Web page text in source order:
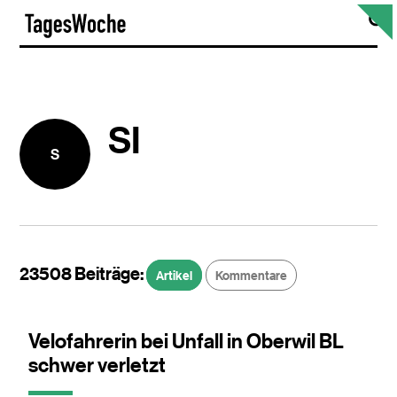
Skip
content
S SI
23508 Beiträge: Artikel Kommentare
Velofahrerin bei Unfall in Oberwil BL
schwer verletzt